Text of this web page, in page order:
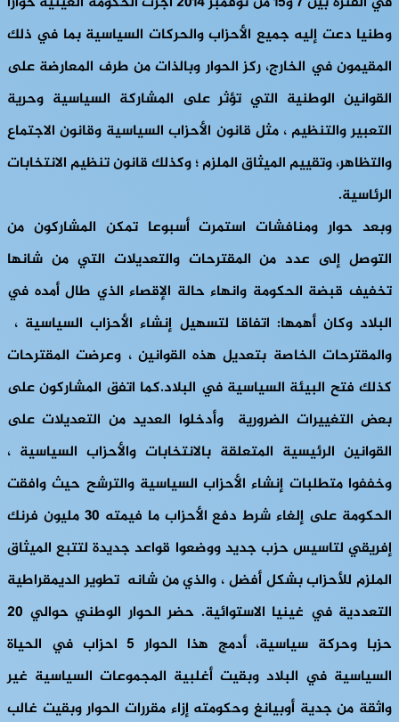
وطنيا دعت إليه جميع الأحزاب والحركات السياسية بما في ذلك
المقيمون في الخارج، ركز الحوار وبالذات من طرف المعارضة على
القوانين الوطنية التي تؤثر على المشاركة السياسية وحرية
التعبير والتنظيم ، مثل قانون الأحزاب السياسية وقانون الاجتماع
والتظاهر، وتقييم الميثاق الملزم ؛ وكذلك قانون تنظيم الانتخابات
الرئاسية.
وبعد حوار ومنافشات استمرت أسبوعا تمكن المشاركون من
التوصل إلى عدد من المقترحات والتعديلات التي من شانها
تخفيف قبضة الحكومة وانهاء حالة الإقصاء الذي طال أمده في
البلاد وكان أهمها: اتفاقا لتسهيل إنشاء الأحزاب السياسية ،
والمقترحات الخاصة بتعديل هذه القوانين ، وعرضت المقترحات
كذلك فتح البيئة السياسية في البلاد.كما اتفق المشاركون على
بعض التغييرات الضرورية وأدخلوا العديد من التعديلات على
القوانين الرئيسية المتعلقة بالانتخابات والأحزاب السياسية ،
وخففوا متطلبات إنشاء الأحزاب السياسية والترشح حيث وافقت
الحكومة على إلغاء شرط دفع الأحزاب ما فيمته 30 مليون فرنك
إفريقي لتاسيس حزب جديد ووضعوا قواعد جديدة لتتبع الميثاق
الملزم للأحزاب بشكل أفضل ، والذي من شانه تطوير الديمقراطية
التعددية في غينيا الاستوائية. حضر الحوار الوطني حوالي 20
حزبا وحركة سياسية، أدمج هذا الحوار 5 احزاب في الحياة
السياسية في البلاد وبقيت أغلبية المجموعات السياسية غير
واثقة من جدية أوبيانغ وحكومته إزاء مقررات الحوار وبقيت غالب